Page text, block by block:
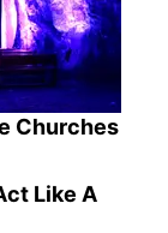
Churches
Like A